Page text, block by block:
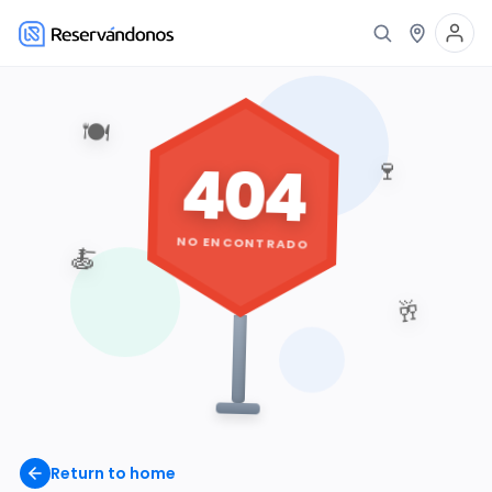
Return to home
🍽️
🍷
🥂
🍝
404
NO ENCONTRADO